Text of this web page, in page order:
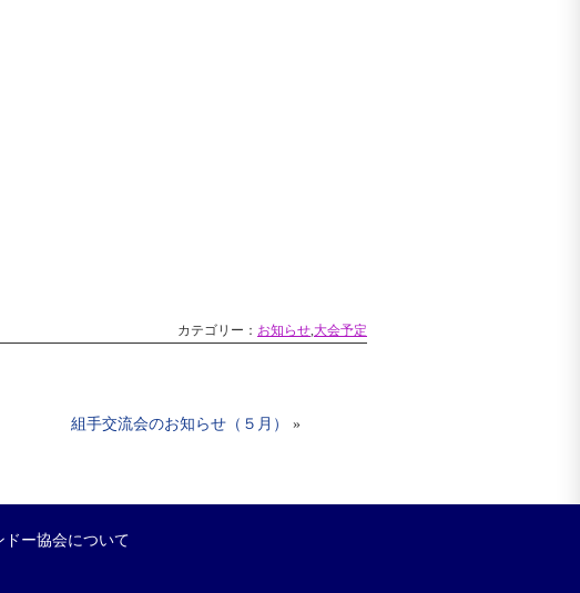
カテゴリー： お知らせ,大会予定
組手交流会のお知らせ（５月） »
ー協会について